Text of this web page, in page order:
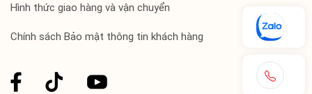
Hình thức giao hàng và vận chuyển
Chính sách Bảo mật thông tin khách hàng